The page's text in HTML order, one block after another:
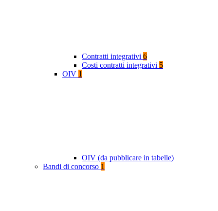
Contratti integrativi 6
Costi contratti integrativi 5
OIV 1
OIV (da pubblicare in tabelle)
Bandi di concorso 1